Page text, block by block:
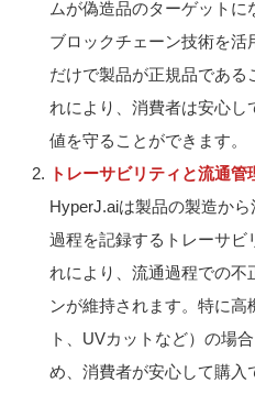
ムが偽造品のターゲット
ブロックチェーン技術を活
だけで製品が正規品である
れにより、消費者は安心し
値を守ることができます。
トレーサビリティと流通管
HyperJ.aiは製品の製造か
過程を記録するトレーサビ
れにより、流通過程での不
ンが維持されます。特に
ト、UVカットなど）の場
め、消費者が安心して購入